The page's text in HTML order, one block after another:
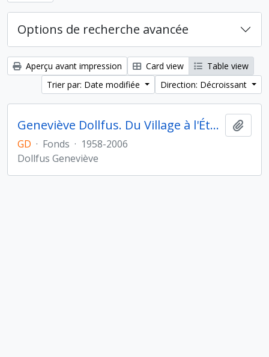
Options de recherche avancée
Aperçu avant impression Card view
Table view
Trier par: Date modifiée
Direction: Décroissant
Geneviève Dollfus. Du Village à l'État au Proche- et Moyen-Orient
GD · Fonds · 1958-2006
Dollfus Geneviève